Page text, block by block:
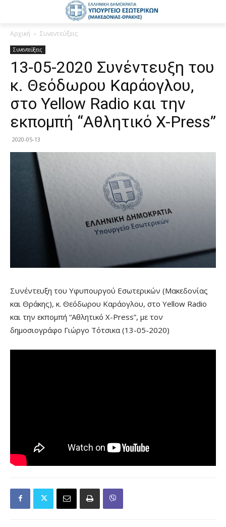
Αρχική Συνεντεύξεις
Συνεντεύξεις
13-05-2020 Συνέντευξη του
κ. Θεόδωρου Καράογλου,
στο Yellow Radio και την
εκπομπή “Αθλητικό X-Press”
2020-05-13
Συνέντευξη του Υφυπουργού Εσωτερικών (Μακεδονίας
και Θράκης), κ. Θεόδωρου Καράογλου, στο Yellow Radio
και την εκπομπή “Αθλητικό X-Press”, με τον
δημοσιογράφο Γιώργο Τότσικα (13-05-2020)